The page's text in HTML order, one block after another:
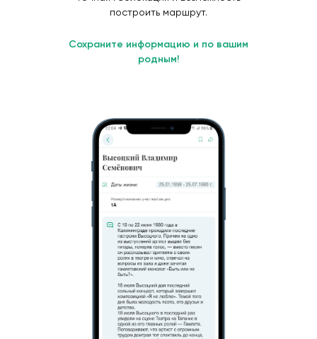
построить маршрут.
Сохраните информацию и по вашим
родным!